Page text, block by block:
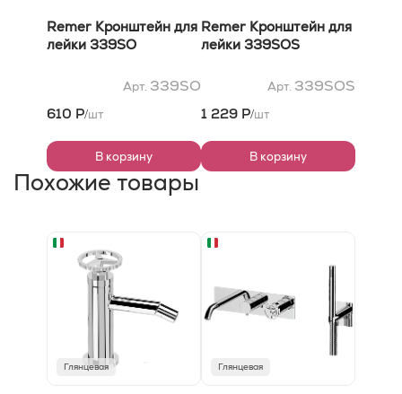
Remer Кронштейн для
лейки 339SO
Арт. 339SO
610 Р/шт
В корзину
Remer Кронштейн для
лейки 339SOS
Арт. 339SOS
1 229 Р/шт
В корзину
Похожие товары
Глянцевая Глянцевая